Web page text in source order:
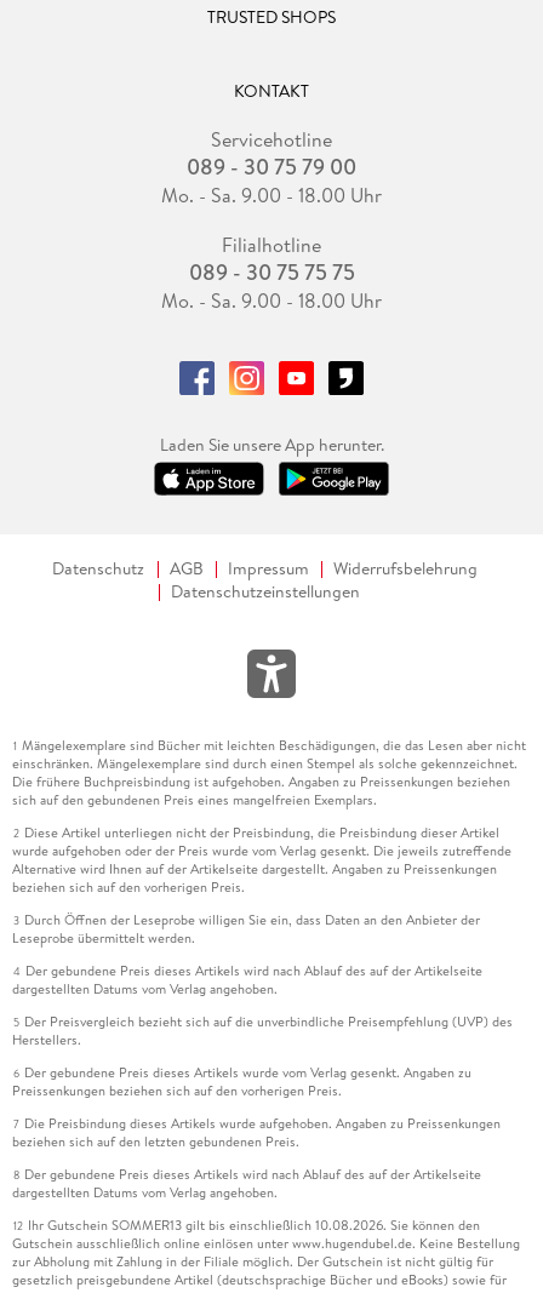
TRUSTED SHOPS
KONTAKT
Servicehotline
089 - 30 75 79 00
Mo. - Sa. 9.00 - 18.00 Uhr
Filialhotline
089 - 30 75 75 75
Mo. - Sa. 9.00 - 18.00 Uhr
Laden Sie unsere App herunter.
Datenschutz AGB Impressum
Widerrufsbelehrung
Datenschutzeinstellungen
1 Mängelexemplare sind Bücher mit leichten Beschädigungen, die das Lesen aber nicht
einschränken. Mängelexemplare sind durch einen Stempel als solche gekennzeichnet.
Die frühere Buchpreisbindung ist aufgehoben. Angaben zu Preissenkungen beziehen
sich auf den gebundenen Preis eines mangelfreien Exemplars.
2 Diese Artikel unterliegen nicht der Preisbindung, die Preisbindung dieser Artikel
wurde aufgehoben oder der Preis wurde vom Verlag gesenkt. Die jeweils zutreffende
Alternative wird Ihnen auf der Artikelseite dargestellt. Angaben zu Preissenkungen
beziehen sich auf den vorherigen Preis.
3 Durch Öffnen der Leseprobe willigen Sie ein, dass Daten an den Anbieter der
Leseprobe übermittelt werden.
4 Der gebundene Preis dieses Artikels wird nach Ablauf des auf der Artikelseite
dargestellten Datums vom Verlag angehoben.
5 Der Preisvergleich bezieht sich auf die unverbindliche Preisempfehlung (UVP) des
Herstellers.
6 Der gebundene Preis dieses Artikels wurde vom Verlag gesenkt. Angaben zu
Preissenkungen beziehen sich auf den vorherigen Preis.
7 Die Preisbindung dieses Artikels wurde aufgehoben. Angaben zu Preissenkungen
beziehen sich auf den letzten gebundenen Preis.
8 Der gebundene Preis dieses Artikels wird nach Ablauf des auf der Artikelseite
dargestellten Datums vom Verlag angehoben.
12 Ihr Gutschein SOMMER13 gilt bis einschließlich 10.08.2026. Sie können den
Gutschein ausschließlich online einlösen unter www.hugendubel.de. Keine Bestellung
zur Abholung mit Zahlung in der Filiale möglich. Der Gutschein ist nicht gültig für
gesetzlich preisgebundene Artikel (deutschsprachige Bücher und eBooks) sowie für